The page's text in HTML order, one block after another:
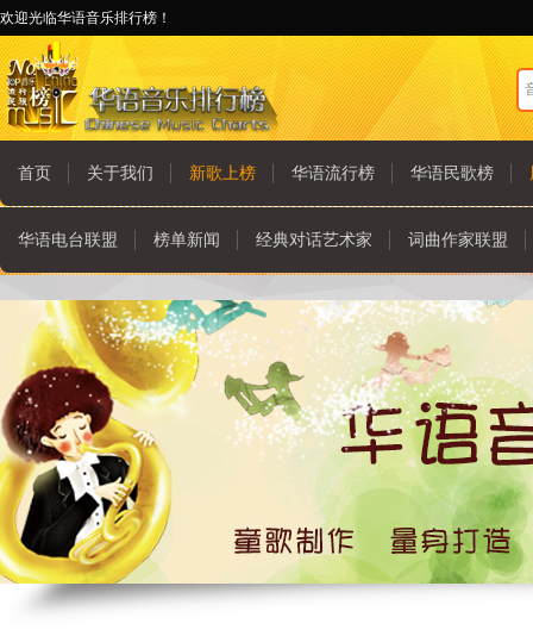
欢迎光临华语音乐排行榜！
首页 关于我们 新歌上榜 华语流行榜 华语民歌榜
华语电台联盟 榜单新闻 经典对话艺术家 词曲作家联盟